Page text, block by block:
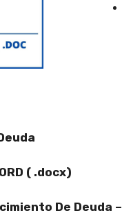
( .docx)
De Deuda –